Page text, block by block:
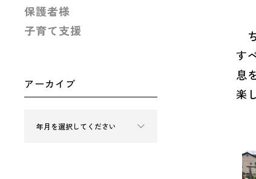
す
息
楽
保護者様
子育て支援
アーカイブ